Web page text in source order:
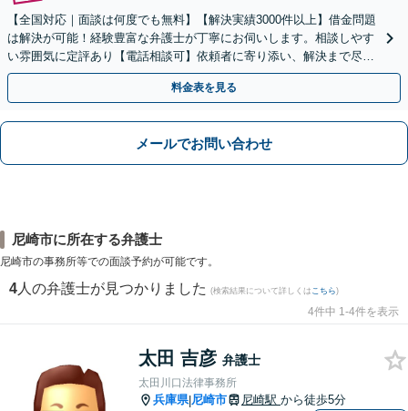
【全国対応｜面談は何度でも無料】【解決実績3000件以上】借金問題
は解決が可能！経験豊富な弁護士が丁寧にお伺いします。相談しやす
い雰囲気に定評あり【電話相談可】依頼者に寄り添い、解決まで尽
力。まずは勇気を出してご相談下さい！土日夜間対応可
料金表を見る
メールでお問い合わせ
尼崎市に所在する弁護士
尼崎市の事務所等での面談予約が可能です。
4 人の弁護士が見つかりました (検索結果について詳しくは こちら)
4件中 1-4件を表示
太田 吉彦 弁護士
太田川口法律事務所
兵庫県|尼崎市 尼崎駅 から徒歩5分